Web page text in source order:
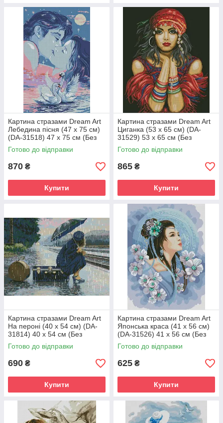
Картина стразами Dream Art
Лебедина пісня (47 х 75 см)
(DA-31518) 47 х 75 см (Без
підрамника)
Готово до відправки
870 ₴
Купити
Картина стразами Dream Art
Циганка (53 х 65 см) (DA-
31529) 53 х 65 см (Без
підрамника)
Готово до відправки
865 ₴
Купити
Картина стразами Dream Art
На пероні (40 х 54 см) (DA-
31814) 40 х 54 см (Без
підрамника)
Готово до відправки
690 ₴
Купити
Картина стразами Dream Art
Японська краса (41 х 56 см)
(DA-31526) 41 х 56 см (Без
підрамника)
Готово до відправки
625 ₴
Купити